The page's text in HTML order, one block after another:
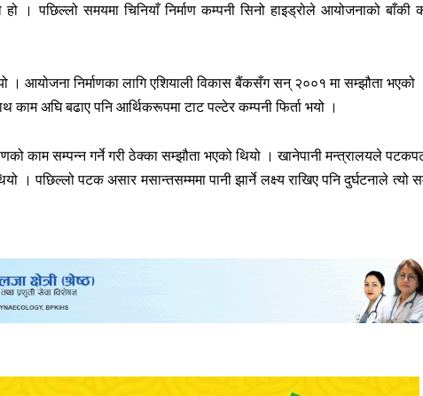
। पछिल्लो समयमा चिनियाँ निर्माण कम्पनी सिनो हाइड्रोले आयोजनाको बाँकी
। आयोजना निर्माणका लागि एशियाली विकास बैंकसँग सन् २००१ मा सम्झौता भएको
अघि बढाए पनि आर्थिकरूपमा टाट पल्टेर कम्पनी फिर्ता भयो ।
काम सम्पन्न गर्ने गरी ठेक्का सम्झौता भएको थियो । खानेपानी मन्त्रालयले
। पछिल्लो पटक असार मसान्तसम्ममा पानी झार्ने लक्ष्य राखिए पनि दुर्घटनाले त्यो